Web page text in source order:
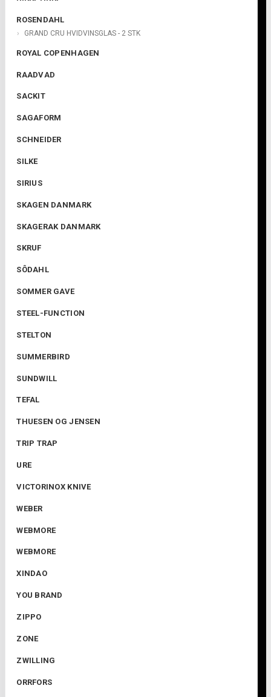
ROSENDAHL
GRAND CRU HVIDVINSGLAS - 2 STK
ROYAL COPENHAGEN
RAADVAD
SACKIT
SAGAFORM
SCHNEIDER
SILKE
SIRIUS
SKAGEN DANMARK
SKAGERAK DANMARK
SKRUF
SÔDAHL
SOMMER GAVE
STEEL-FUNCTION
STELTON
SUMMERBIRD
SUNDWILL
TEFAL
THUESEN OG JENSEN
TRIP TRAP
URE
VICTORINOX KNIVE
WEBER
WEBMORE
WEBMORE
XINDAO
YOU BRAND
ZIPPO
ZONE
ZWILLING
ORRFORS